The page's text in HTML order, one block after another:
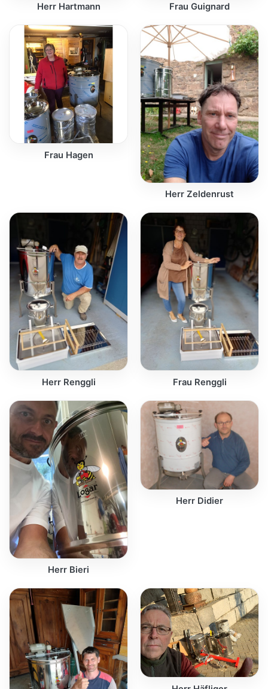
Herr Hartmann Frau Guignard
Frau Hagen
Herr Zeldenrust
Herr Renggli Frau Renggli
Herr Bieri
Herr Didier